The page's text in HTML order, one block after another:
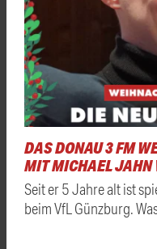
DAS DONAU 3 FM
MIT MICHAEL JAHN
Seit er 5 Jahre alt ist
beim VfL Günzburg.